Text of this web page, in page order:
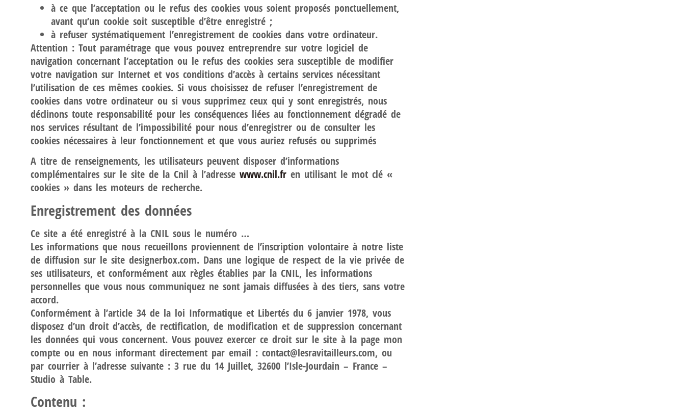
à ce que l’acceptation ou le refus des cookies vous soient proposés ponctuellement,
avant qu’un cookie soit susceptible d’être enregistré ;
à refuser systématiquement l’enregistrement de cookies dans votre ordinateur.
Attention : Tout paramétrage que vous pouvez entreprendre sur votre logiciel de
navigation concernant l’acceptation ou le refus des cookies sera susceptible de modifier
votre navigation sur Internet et vos conditions d’accès à certains services nécessitant
l’utilisation de ces mêmes cookies. Si vous choisissez de refuser l’enregistrement de
cookies dans votre ordinateur ou si vous supprimez ceux qui y sont enregistrés, nous
déclinons toute responsabilité pour les conséquences liées au fonctionnement dégradé de
nos services résultant de l’impossibilité pour nous d’enregistrer ou de consulter les
cookies nécessaires à leur fonctionnement et que vous auriez refusés ou supprimés
A titre de renseignements, les utilisateurs peuvent disposer d’informations
complémentaires sur le site de la Cnil à l’adresse www.cnil.fr en utilisant le mot clé «
cookies » dans les moteurs de recherche.
Enregistrement des données
Ce site a été enregistré à la CNIL sous le numéro …
Les informations que nous recueillons proviennent de l’inscription volontaire à notre liste
de diffusion sur le site designerbox.com. Dans une logique de respect de la vie privée de
ses utilisateurs, et conformément aux règles établies par la CNIL, les informations
personnelles que vous nous communiquez ne sont jamais diffusées à des tiers, sans votre
accord.
Conformément à l’article 34 de la loi Informatique et Libertés du 6 janvier 1978, vous
disposez d’un droit d’accès, de rectification, de modification et de suppression concernant
les données qui vous concernent. Vous pouvez exercer ce droit sur le site à la page mon
compte ou en nous informant directement par email : contact@lesravitailleurs.com, ou
par courrier à l’adresse suivante : 3 rue du 14 Juillet, 32600 l’Isle-Jourdain – France –
Studio à Table.
Contenu :